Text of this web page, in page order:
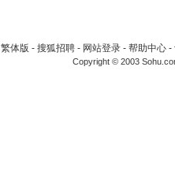
繁体版 - 搜狐招聘 - 网站登录 - 帮助中心 -
Copyright © 2003